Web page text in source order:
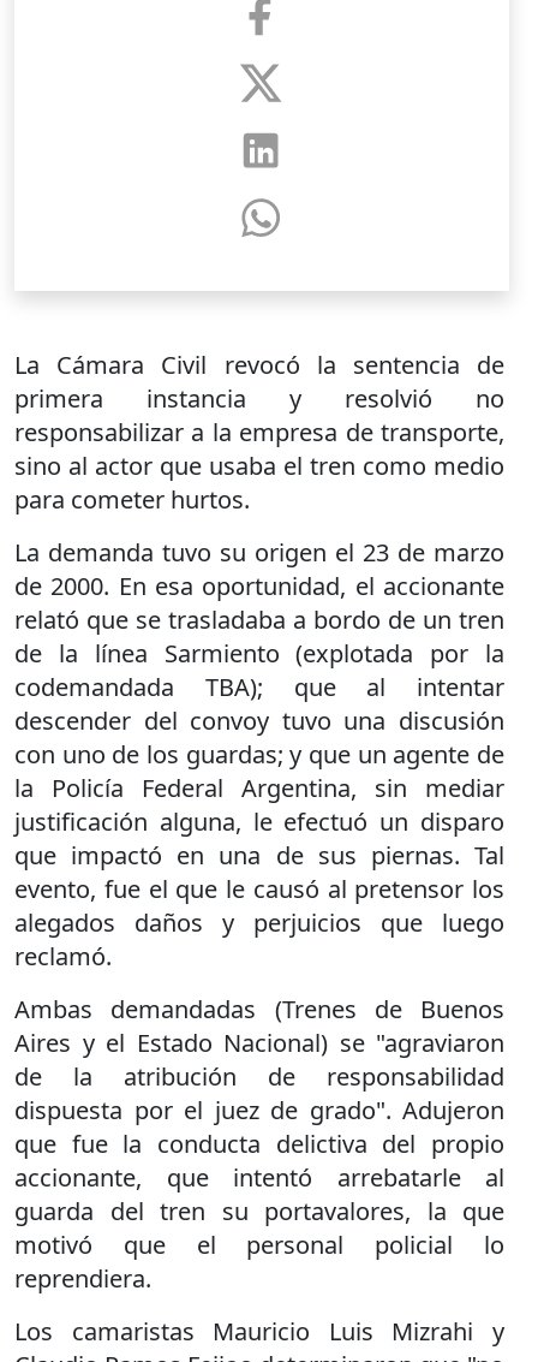
La Cámara Civil revocó la sentencia de
primera instancia y resolvió no
responsabilizar a la empresa de transporte,
sino al actor que usaba el tren como medio
para cometer hurtos.
La demanda tuvo su origen el 23 de marzo
de 2000. En esa oportunidad, el accionante
relató que se trasladaba a bordo de un tren
de la línea Sarmiento (explotada por la
codemandada TBA); que al intentar
descender del convoy tuvo una discusión
con uno de los guardas; y que un agente de
la Policía Federal Argentina, sin mediar
justificación alguna, le efectuó un disparo
que impactó en una de sus piernas. Tal
evento, fue el que le causó al pretensor los
alegados daños y perjuicios que luego
reclamó.
Ambas demandadas (Trenes de Buenos
Aires y el Estado Nacional) se "agraviaron
de la atribución de responsabilidad
dispuesta por el juez de grado". Adujeron
que fue la conducta delictiva del propio
accionante, que intentó arrebatarle al
guarda del tren su portavalores, la que
motivó que el personal policial lo
reprendiera.
Los camaristas Mauricio Luis Mizrahi y